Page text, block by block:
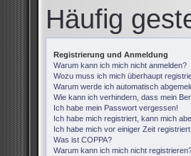
Häufig
Registrierung und Anmeldung
Warum kann ich mich nicht anmelden?
Wozu muss ich mich überhaupt
Warum werde ich automatisch
Wie kann ich verhindern, dass mein
Ich habe mein Passwort vergessen!
Ich habe mich registriert, kann mich
Ich habe mich vor einiger Zeit
Was ist COPPA?
Warum kann ich mich nicht